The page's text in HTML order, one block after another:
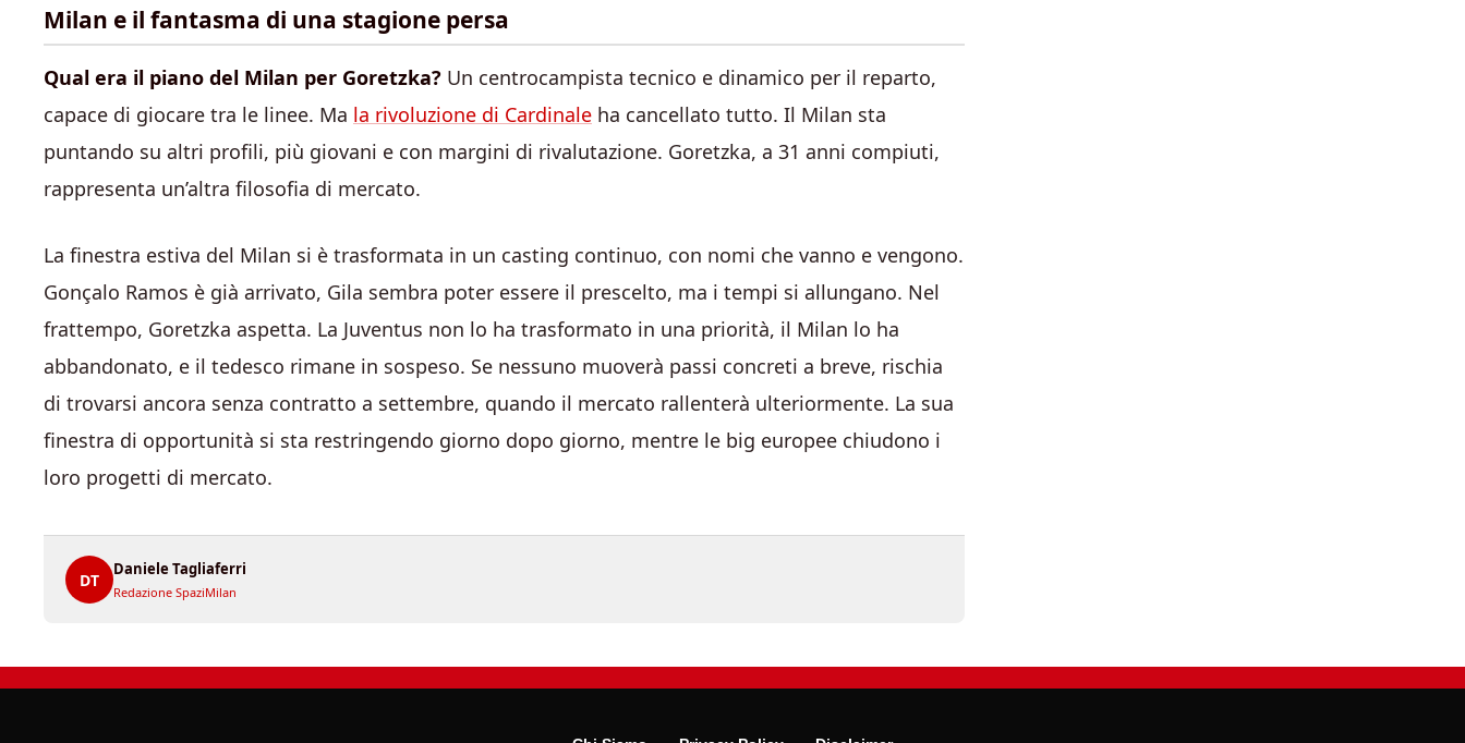
Milan e il fantasma di una stagione persa
Qual era il piano del Milan per Goretzka? Un centrocampista tecnico e dinamico per il reparto,
capace di giocare tra le linee. Ma la rivoluzione di Cardinale ha cancellato tutto. Il Milan sta
puntando su altri profili, più giovani e con margini di rivalutazione. Goretzka, a 31 anni compiuti,
rappresenta un’altra filosofia di mercato.
La finestra estiva del Milan si è trasformata in un casting continuo, con nomi che vanno e vengono.
Gonçalo Ramos è già arrivato, Gila sembra poter essere il prescelto, ma i tempi si allungano. Nel
frattempo, Goretzka aspetta. La Juventus non lo ha trasformato in una priorità, il Milan lo ha
abbandonato, e il tedesco rimane in sospeso. Se nessuno muoverà passi concreti a breve, rischia
di trovarsi ancora senza contratto a settembre, quando il mercato rallenterà ulteriormente. La sua
finestra di opportunità si sta restringendo giorno dopo giorno, mentre le big europee chiudono i
loro progetti di mercato.
DT
Daniele Tagliaferri
Redazione SpaziMilan